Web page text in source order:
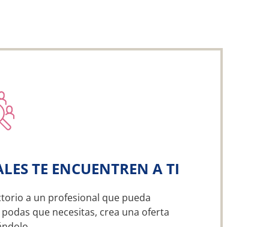
TE ENCUENTREN A TI
a un profesional que pueda
que necesitas, crea una oferta